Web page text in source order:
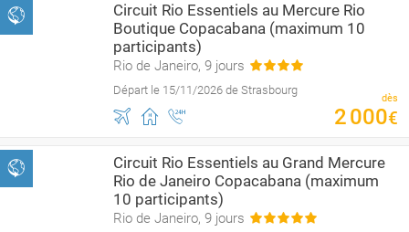
Circuit Rio Essentiels au Mercure Rio
Boutique Copacabana (maximum 10
participants)
Rio de Janeiro, 9 jours
Départ le 15/11/2026 de Strasbourg
dès
2000€
Circuit Rio Essentiels au Grand Mercure
Rio de Janeiro Copacabana (maximum
10 participants)
Rio de Janeiro, 9 jours